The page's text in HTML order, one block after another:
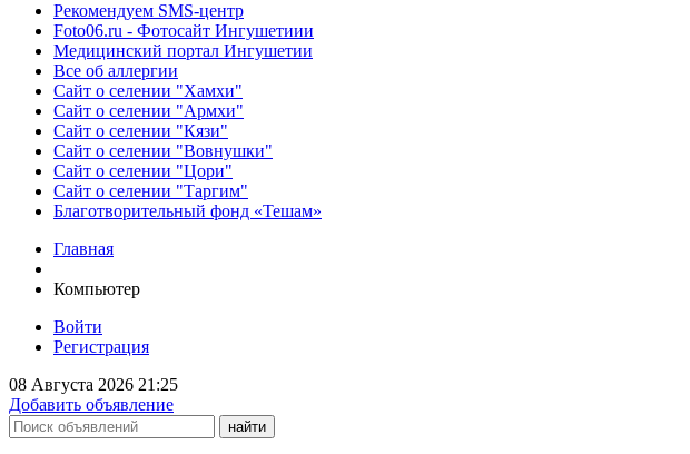
Рекомендуем SMS-центр
Foto06.ru - Фотосайт Ингушетиии
Медицинский портал Ингушетии
Все об аллергии
Сайт о селении "Хамхи"
Сайт о селении "Армхи"
Сайт о селении "Кязи"
Сайт о селении "Вовнушки"
Сайт о селении "Цори"
Сайт о селении "Таргим"
Благотворительный фонд «Тешам»
Главная
Компьютер
Войти
Регистрация
08 Августа 2026 21:25
Добавить объявление